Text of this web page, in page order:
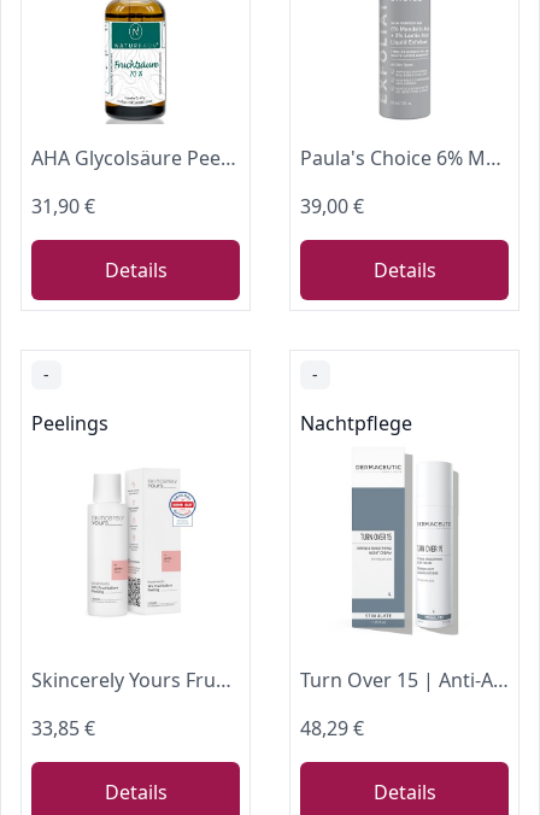
AHA Glycolsäure Peeling I Fruchtsäurepeeling 5-70% I pH 0,1 I 30ml I Professionelles chemisches Gesichtspeeling bei Hautunreinheiten Falten Akne I Alpha Hydroxy Acid
31,90 €
Details
Paula's Choice 6% Mandelic + 2% Lactic Acid Liquid AHA-Peeling, 88 ml
39,00 €
Details
-
Peelings
Skincerely Yours Fruchtsäure Peeling 100 ml I 14% AHA I Leave-on Liquid
33,85 €
Details
-
Nachtpflege
Turn Over 15 | Anti-Aging-Nachtcreme | 15% Glykolsäure AHA | Gesichtspeeling gegen Falten & Flecken, Unreinheiten & Verunreinigungen | glättende & reinigende konzentrierte Pflege | 40 ml Dermaceutic
48,29 €
Details